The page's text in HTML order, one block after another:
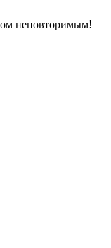
неповторимым!